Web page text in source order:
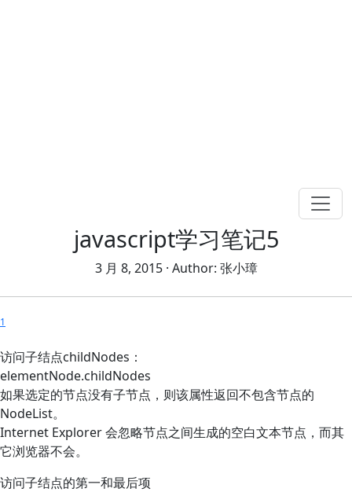
javascript学习笔记5
3 月 8, 2015 · Author: 张小璋
1
访问子结点childNodes：
elementNode.childNodes
如果选定的节点没有子节点，则该属性返回不包含节点的
NodeList。
Internet Explorer 会忽略节点之间生成的空白文本节点，而其
它浏览器不会。
访问子结点的第一和最后项